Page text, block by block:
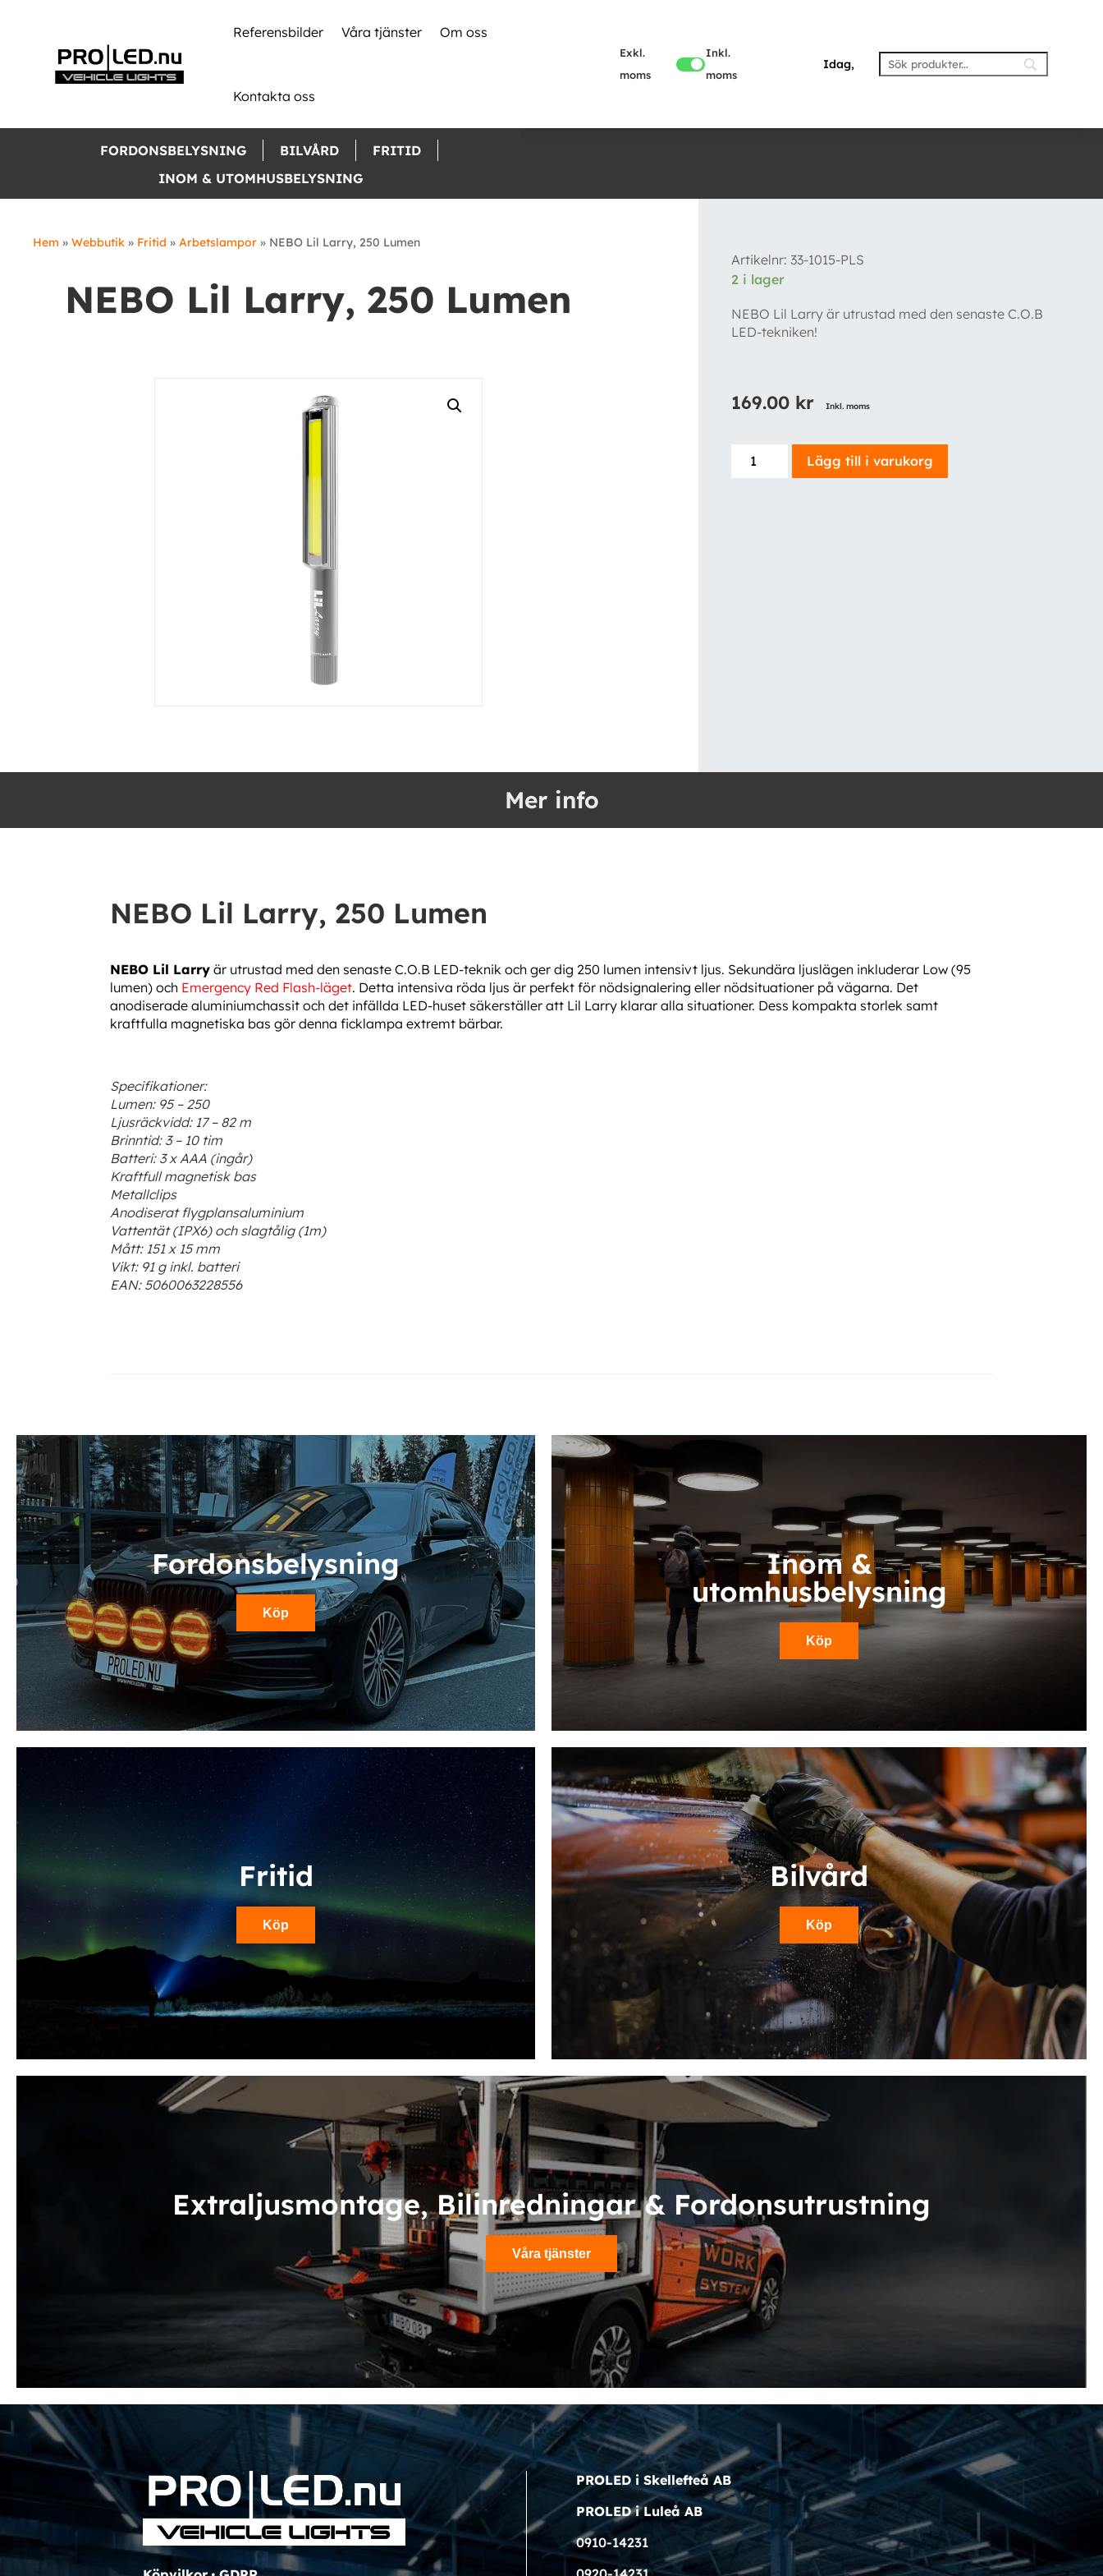
Referensbilder Våra tjänster Om oss
Kontakta oss
Exkl.
moms
Inkl.
moms
Idag,
FORDONSBELYSNING BILVÅRD
FRITID
INOM & UTOMHUSBELYSNING
Hem » Webbutik » Fritid » Arbetslampor » NEBO Lil Larry, 250 Lumen
NEBO Lil Larry, 250 Lumen
Artikelnr: 33-1015-PLS
2 i lager
NEBO Lil Larry är utrustad med den senaste C.O.B
LED-tekniken!
169.00 kr Inkl. moms
NEBO
Lägg till i varukorg
Mer info
NEBO Lil Larry, 250 Lumen
NEBO Lil Larry är utrustad med den senaste C.O.B LED-teknik och ger dig 250 lumen intensivt ljus. Sekundära ljuslägen inkluderar Low (95
lumen) och Emergency Red Flash-läget. Detta intensiva röda ljus är perfekt för nödsignalering eller nödsituationer på vägarna. Det
anodiserade aluminiumchassit och det infällda LED-huset säkerställer att Lil Larry klarar alla situationer. Dess kompakta storlek samt
kraftfulla magnetiska bas gör denna ficklampa extremt bärbar.
Specifikationer:
Lumen: 95 – 250
Ljusräckvidd: 17 – 82 m
Brinntid: 3 – 10 tim
Batteri: 3 x AAA (ingår)
Kraftfull magnetisk bas
Metallclips
Anodiserat flygplansaluminium
Vattentät (IPX6) och slagtålig (1m)
Mått: 151 x 15 mm
Vikt: 91 g inkl. batteri
EAN: 5060063228556
Fordonsbelysning
Köp
Inom &
utomhusbelysning
Köp
Fritid
Köp
Bilvård
Köp
Extraljusmontage, Bilinredningar & Fordonsutrustning
Våra tjänster
PROLED i Skellefteå AB
PROLED i Luleå AB
0910-14231